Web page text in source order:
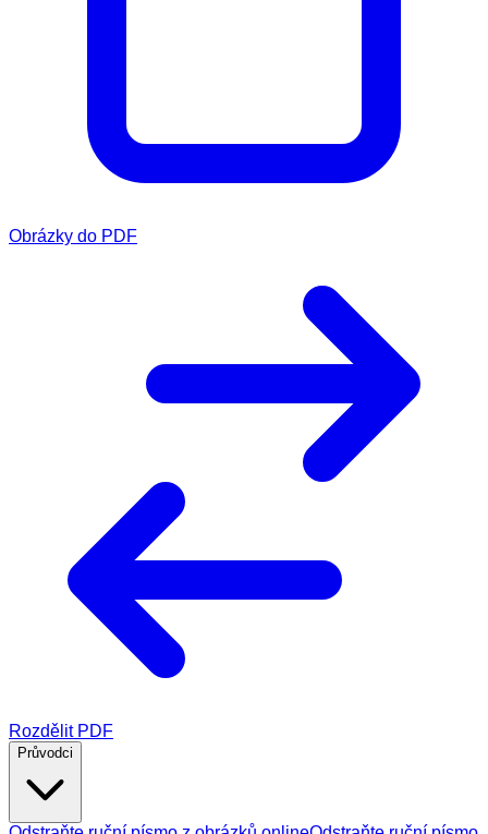
Obrázky do PDF
Rozdělit PDF
Průvodci